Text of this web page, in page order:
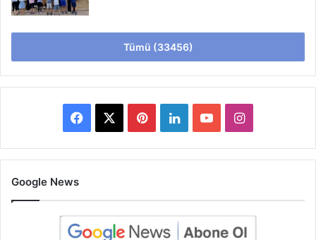
Tümü (33456)
Facebook PinterestLinkedInYouTubeInstagram
Google News